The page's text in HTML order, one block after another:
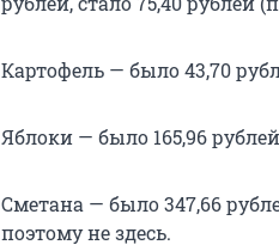
Картофель — было 43,70
Яблоки — было 165,96
Сметана — было 347,66
поэтому не здесь.